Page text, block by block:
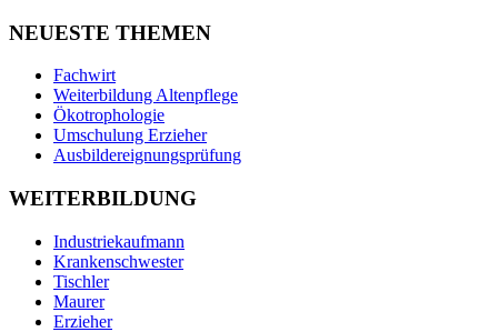
NEUESTE THEMEN
Fachwirt
Weiterbildung Altenpflege
Ökotrophologie
Umschulung Erzieher
Ausbildereignungsprüfung
WEITERBILDUNG
Industriekaufmann
Krankenschwester
Tischler
Maurer
Erzieher